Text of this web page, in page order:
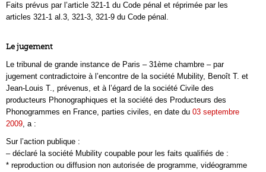
Faits prévus par l’article 321-1 du Code pénal et réprimée par les
articles 321-1 al.3, 321-3, 321-9 du Code pénal.
Le jugement
Le tribunal de grande instance de Paris – 31ème chambre – par
jugement contradictoire à l’encontre de la société Mubility, Benoît T. et
Jean-Louis T., prévenus, et à l’égard de la société Civile des
producteurs Phonographiques et la société des Producteurs des
Phonogrammes en France, parties civiles, en date du 03 septembre
2009, a :
Sur l’action publique :
– déclaré la société Mubility coupable pour les faits qualifiés de :
* reproduction ou diffusion non autorisée de programme, vidéogramme